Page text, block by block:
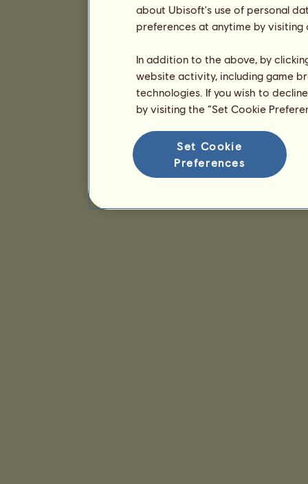
about Ubisoft's use of personal
preferences at anytime by
In addition to the above, by
website activity, including game
technologies. If you wish to
by visiting the “Set Cookie
Set Cookie
Preferences